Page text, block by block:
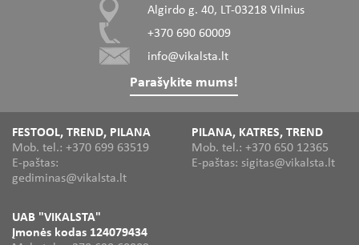
Algirdo g. 40, LT-03218 Vilnius
+370 690 60009
info@vikalsta.lt
Parašykite mums!
FESTOOL, TREND, PILANA
Mob. tel.: +370 699 63519
E-paštas:
gediminas@vikalsta.lt
PILANA, KATRES, TREND
Mob. tel.: +370 650 12365
E-paštas: sigitas@vikalsta.lt
UAB "VIKALSTA"
Įmonės kodas 124079434